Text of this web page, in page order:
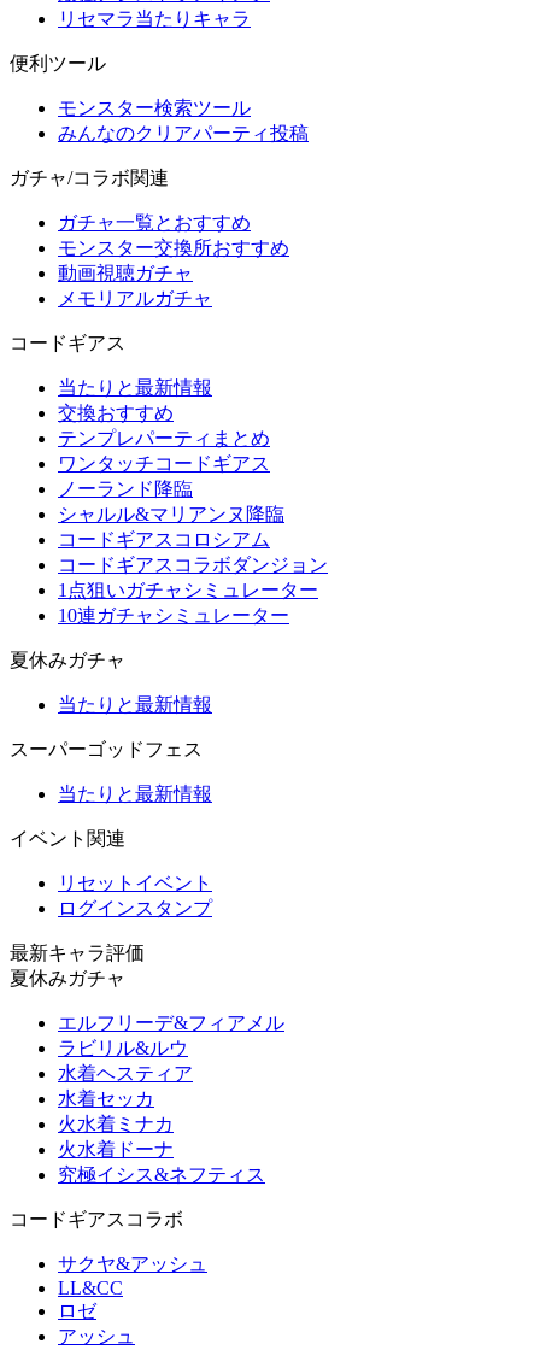
リセマラ当たりキャラ
便利ツール
モンスター検索ツール
みんなのクリアパーティ投稿
ガチャ/コラボ関連
ガチャ一覧とおすすめ
モンスター交換所おすすめ
動画視聴ガチャ
メモリアルガチャ
コードギアス
当たりと最新情報
交換おすすめ
テンプレパーティまとめ
ワンタッチコードギアス
ノーランド降臨
シャルル&マリアンヌ降臨
コードギアスコロシアム
コードギアスコラボダンジョン
1点狙いガチャシミュレーター
10連ガチャシミュレーター
夏休みガチャ
当たりと最新情報
スーパーゴッドフェス
当たりと最新情報
イベント関連
リセットイベント
ログインスタンプ
最新キャラ評価
夏休みガチャ
エルフリーデ&フィアメル
ラビリル&ルウ
水着ヘスティア
水着セッカ
火水着ミナカ
火水着ドーナ
究極イシス&ネフティス
コードギアスコラボ
サクヤ&アッシュ
LL&CC
ロゼ
アッシュ